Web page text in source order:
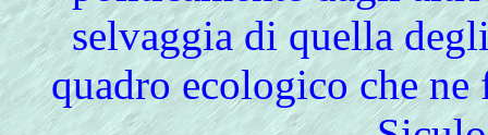
selvaggia di quella
quadro ecologico che